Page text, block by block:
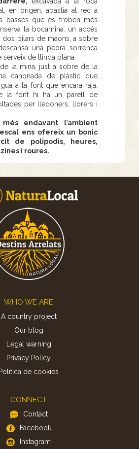
en origen, abastia al rec a
basses que es troben més
la bocamina: un accés
dos pilars de maons, a sobre
una pedra sorrenca
serveix de llinda plana.
la mina, just a sobre de la
canonada de plàstic que
a la font que encara raja.
la font hi ha un parell de
per lledoners, llorers i
endavant l’ambient
ens ofereix un bonic
de polipodis, heures,
i roures.
WHO WE ARE
A country project
Our blog
Legal warning
Privacy Policy
Politica de cookies
CONNECT
Contact
Facebook
Instagram